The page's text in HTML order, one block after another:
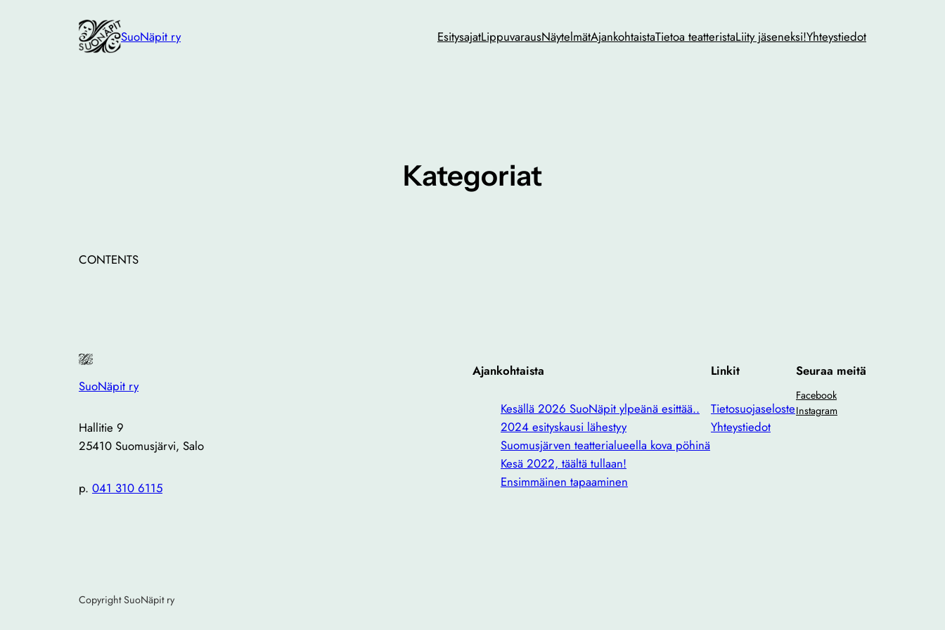
SuoNäpit ry EsitysajatLippuvarausNäytelmätAjankohtaistaTietoa teatteristaLiity jäseneksi!Yhteystiedot
Kategoriat
CONTENTS
SuoNäpit ry
Hallitie 9
25410 Suomusjärvi, Salo
p. 041 310 6115
Ajankohtaista
Kesällä 2026 SuoNäpit ylpeänä esittää..
2024 esityskausi lähestyy
Suomusjärven teatterialueella kova pöhinä
Kesä 2022, täältä tullaan!
Ensimmäinen tapaaminen
Linkit
Tietosuojaseloste
Yhteystiedot
Seuraa meitä
Facebook
Instagram
Copyright SuoNäpit ry